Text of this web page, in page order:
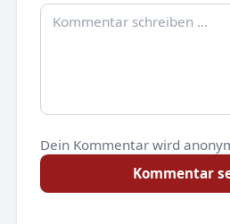
Dein Kommentar wird
Kommentar